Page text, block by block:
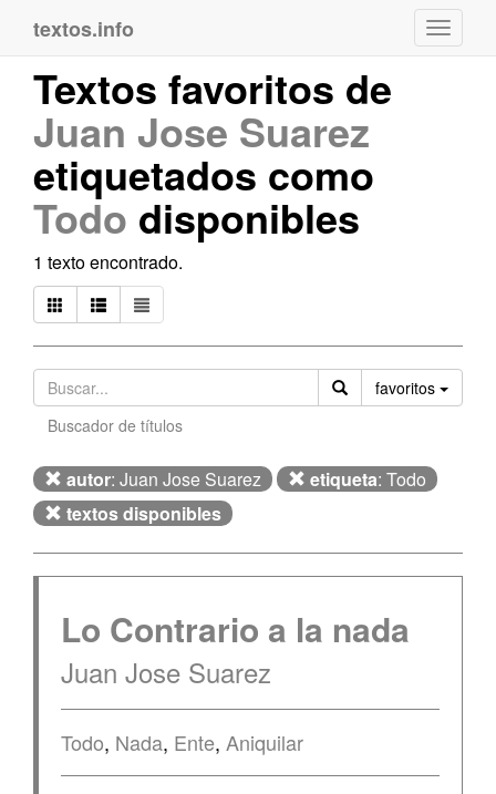
textos.info
Textos favoritos de
Juan Jose Suarez
etiquetados como
Todo disponibles
1 texto encontrado.
favoritos
Buscador de títulos
autor: Juan Jose Suarez etiqueta: Todo
textos disponibles
Lo Contrario a la nada
Juan Jose Suarez
Todo, Nada, Ente, Aniquilar